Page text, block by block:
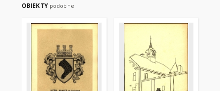
OBIEKTY podobne